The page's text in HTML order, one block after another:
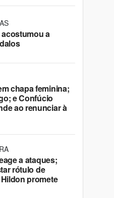
a
chapa feminina;
e Confúcio
ao renunciar à
a ataques;
rótulo de
promete